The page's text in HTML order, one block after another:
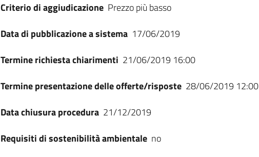
Criterio di aggiudicazione Prezzo più basso
Data di pubblicazione a sistema 17/06/2019
Termine richiesta chiarimenti 21/06/2019 16:00
Termine presentazione delle offerte/risposte 28/06/2019 12:00
Data chiusura procedura 21/12/2019
Requisiti di sostenibilità ambientale no